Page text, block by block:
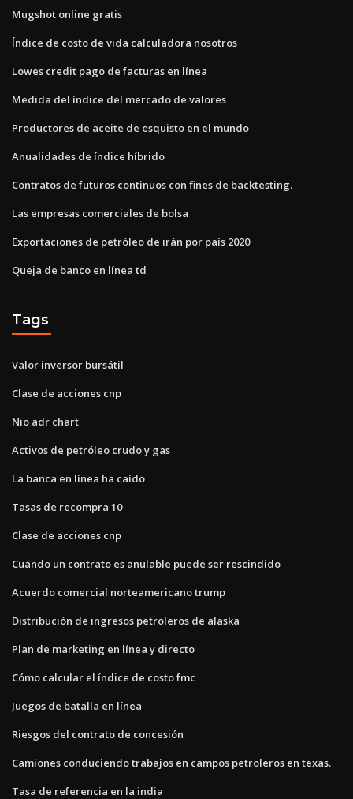
Mugshot online gratis
Índice de costo de vida calculadora nosotros
Lowes credit pago de facturas en línea
Medida del índice del mercado de valores
Productores de aceite de esquisto en el mundo
Anualidades de índice híbrido
Contratos de futuros continuos con fines de backtesting.
Las empresas comerciales de bolsa
Exportaciones de petróleo de irán por país 2020
Queja de banco en línea td
Tags
Valor inversor bursátil
Clase de acciones cnp
Nio adr chart
Activos de petróleo crudo y gas
La banca en línea ha caído
Tasas de recompra 10
Clase de acciones cnp
Cuando un contrato es anulable puede ser rescindido
Acuerdo comercial norteamericano trump
Distribución de ingresos petroleros de alaska
Plan de marketing en línea y directo
Cómo calcular el índice de costo fmc
Juegos de batalla en línea
Riesgos del contrato de concesión
Camiones conduciendo trabajos en campos petroleros en texas.
Tasa de referencia en la india